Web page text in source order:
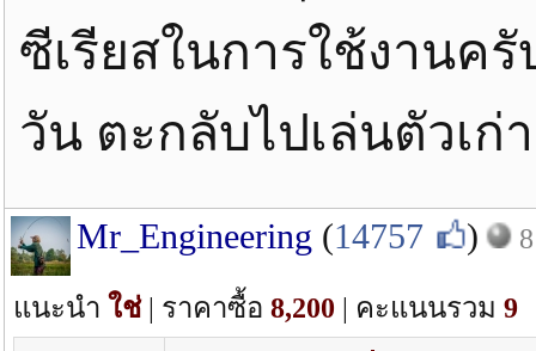
ซีเรียสในการใช้งานค
วัน ตะกลับไปเล่นตัวเก่
Mr_Engineering (14757 )
แนะนำ ใช่| ราคาซื้อ 8,200 | คะแนนรวม 9